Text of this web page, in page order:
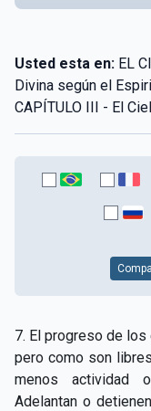
Usted esta en: EL
Divina según el
CAPÍTULO III - El
7. El progreso de
pero como son
menos actividad
Adelantan o